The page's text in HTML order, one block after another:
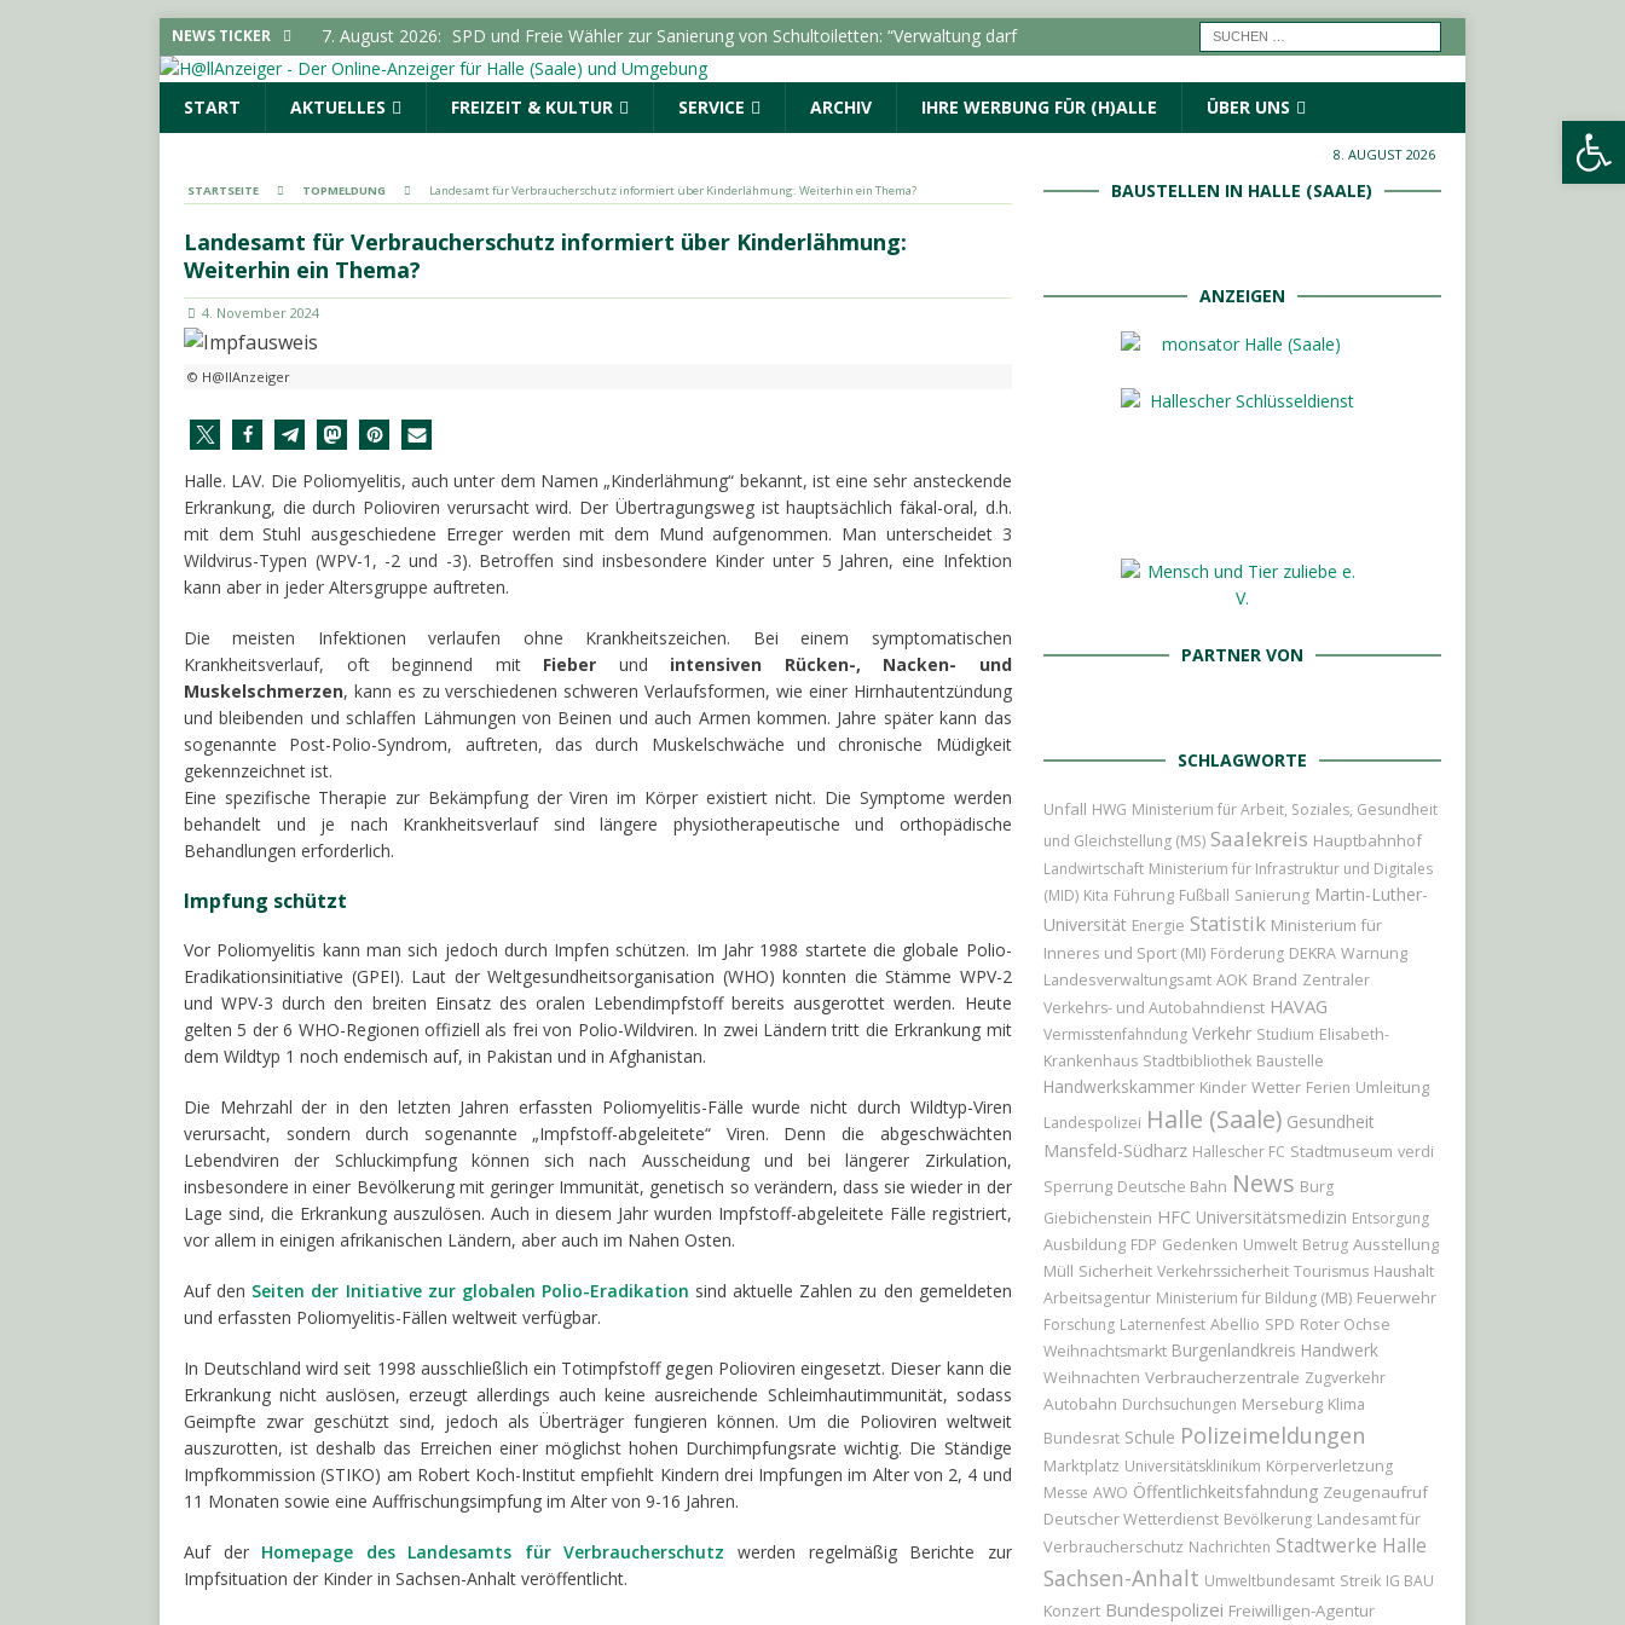
NEWS TICKER 7. August 2026: SPD und Freie Wähler zur Sanierung von Schultoiletten: “Verwaltung darf
keine Förderhindernisse erfinden”
LOKALE NACHRICHTEN - HALLE (SAALE) &
UMGEBUNG
POLIZEIMELDUNGEN
Vorgeschichte erreicht Besuchermarke von 50.000
LOKALE NACHRICHTEN - HALLE
SACHSEN-ANHALT INFO
START AKTUELLES FREIZEIT & KULTUR SERVICE ARCHIV IHRE WERBUNG FÜR (H)ALLE ÜBER UNS
8. AUGUST 2026
STARTSEITE TOPMELDUNG Landesamt für Verbraucherschutz informiert über Kinderlähmung: Weiterhin ein Thema?
Landesamt für Verbraucherschutz informiert über Kinderlähmung:
Weiterhin ein Thema?
4. November 2024
© H@llAnzeiger
Halle. LAV. Die Poliomyelitis, auch unter dem Namen „Kinderlähmung“ bekannt, ist eine sehr ansteckende
Erkrankung, die durch Polioviren verursacht wird. Der Übertragungsweg ist hauptsächlich fäkal-oral, d.h.
mit dem Stuhl ausgeschiedene Erreger werden mit dem Mund aufgenommen. Man unterscheidet 3
Wildvirus-Typen (WPV-1, -2 und -3). Betroffen sind insbesondere Kinder unter 5 Jahren, eine Infektion
kann aber in jeder Altersgruppe auftreten.
Die meisten Infektionen verlaufen ohne Krankheitszeichen. Bei einem symptomatischen
Krankheitsverlauf, oft beginnend mit Fieber und intensiven Rücken-, Nacken- und
Muskelschmerzen, kann es zu verschiedenen schweren Verlaufsformen, wie einer Hirnhautentzündung
und bleibenden und schlaffen Lähmungen von Beinen und auch Armen kommen. Jahre später kann das
sogenannte Post-Polio-Syndrom, auftreten, das durch Muskelschwäche und chronische Müdigkeit
gekennzeichnet ist.
Eine spezifische Therapie zur Bekämpfung der Viren im Körper existiert nicht. Die Symptome werden
behandelt und je nach Krankheitsverlauf sind längere physiotherapeutische und orthopädische
Behandlungen erforderlich.
Impfung schützt
Vor Poliomyelitis kann man sich jedoch durch Impfen schützen. Im Jahr 1988 startete die globale Polio-
Eradikationsinitiative (GPEI). Laut der Weltgesundheitsorganisation (WHO) konnten die Stämme WPV-2
und WPV-3 durch den breiten Einsatz des oralen Lebendimpfstoff bereits ausgerottet werden. Heute
gelten 5 der 6 WHO-Regionen offiziell als frei von Polio-Wildviren. In zwei Ländern tritt die Erkrankung mit
dem Wildtyp 1 noch endemisch auf, in Pakistan und in Afghanistan.
Die Mehrzahl der in den letzten Jahren erfassten Poliomyelitis-Fälle wurde nicht durch Wildtyp-Viren
verursacht, sondern durch sogenannte „Impfstoff-abgeleitete“ Viren. Denn die abgeschwächten
Lebendviren der Schluckimpfung können sich nach Ausscheidung und bei längerer Zirkulation,
insbesondere in einer Bevölkerung mit geringer Immunität, genetisch so verändern, dass sie wieder in der
Lage sind, die Erkrankung auszulösen. Auch in diesem Jahr wurden Impfstoff-abgeleitete Fälle registriert,
vor allem in einigen afrikanischen Ländern, aber auch im Nahen Osten.
Auf den Seiten der Initiative zur globalen Polio-Eradikation sind aktuelle Zahlen zu den gemeldeten
und erfassten Poliomyelitis-Fällen weltweit verfügbar.
In Deutschland wird seit 1998 ausschließlich ein Totimpfstoff gegen Polioviren eingesetzt. Dieser kann die
Erkrankung nicht auslösen, erzeugt allerdings auch keine ausreichende Schleimhautimmunität, sodass
Geimpfte zwar geschützt sind, jedoch als Überträger fungieren können. Um die Polioviren weltweit
auszurotten, ist deshalb das Erreichen einer möglichst hohen Durchimpfungsrate wichtig. Die Ständige
Impfkommission (STIKO) am Robert Koch-Institut empfiehlt Kindern drei Impfungen im Alter von 2, 4 und
11 Monaten sowie eine Auffrischungsimpfung im Alter von 9-16 Jahren.
Auf der Homepage des Landesamts für Verbraucherschutz werden regelmäßig Berichte zur
Impfsituation der Kinder in Sachsen-Anhalt veröffentlicht.
BAUSTELLEN IN HALLE (SAALE)
ANZEIGEN
PARTNER VON
SCHLAGWORTE
Unfall HWG Ministerium für Arbeit, Soziales, Gesundheit
und Gleichstellung (MS) Saalekreis Hauptbahnhof
Landwirtschaft Ministerium für Infrastruktur und Digitales
(MID) Kita Führung Fußball Sanierung Martin-Luther-
Universität Energie Statistik Ministerium für
Inneres und Sport (MI) Förderung DEKRA Warnung
Landesverwaltungsamt AOK Brand Zentraler
Verkehrs- und Autobahndienst HAVAG
Vermisstenfahndung Verkehr Studium Elisabeth-
Krankenhaus Stadtbibliothek Baustelle
Handwerkskammer Kinder Wetter Ferien Umleitung
Landespolizei Halle (Saale) Gesundheit
Mansfeld-Südharz Hallescher FC Stadtmuseum verdi
Sperrung Deutsche Bahn News Burg
Giebichenstein HFC Universitätsmedizin Entsorgung
Ausbildung FDP Gedenken Umwelt Betrug Ausstellung
Müll Sicherheit Verkehrssicherheit Tourismus Haushalt
Arbeitsagentur Ministerium für Bildung (MB) Feuerwehr
Forschung Laternenfest Abellio SPD Roter Ochse
Weihnachtsmarkt Burgenlandkreis Handwerk
Weihnachten Verbraucherzentrale Zugverkehr
Autobahn Durchsuchungen Merseburg Klima
Bundesrat Schule Polizeimeldungen
Marktplatz Universitätsklinikum Körperverletzung
Messe AWO Öffentlichkeitsfahndung Zeugenaufruf
Deutscher Wetterdienst Bevölkerung Landesamt für
Verbraucherschutz Nachrichten Stadtwerke Halle
Sachsen-Anhalt Umweltbundesamt Streik IG BAU
Konzert Bundespolizei Freiwilligen-Agentur
Werkzeugleiste öffnen